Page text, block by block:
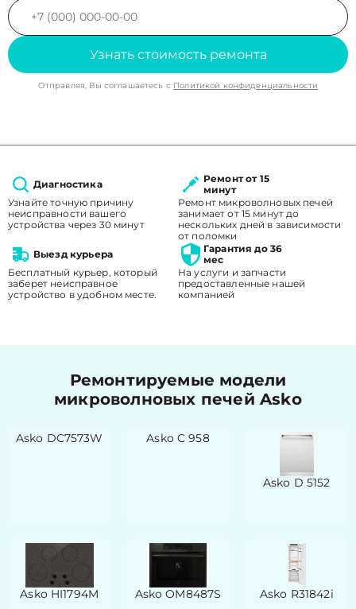
Узнать стоимость ремонта
Отправляя, Вы соглашаетесь с Политикой конфиденциальности
Диагностика
Узнайте точную причину
неисправности вашего
устройства через 30 минут
Ремонт от 15
минут
Ремонт микроволновых печей
занимает от 15 минут до
нескольких дней в зависимости
от поломки
Выезд курьера
Бесплатный курьер, который
заберет неисправное
устройство в удобном месте.
Гарантия до 36
мес
На услуги и запчасти
предоставленные нашей
компанией
Ремонтируемые модели
микроволновых печей Asko
Asko DC7573W Asko C 958
Asko D 5152
Asko HI1794M Asko OM8487S Asko R31842i